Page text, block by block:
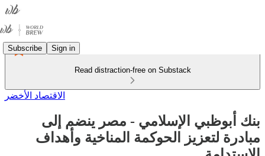
Subscribe Sign in
Read distraction-free on Substack
الاقتصاد الأخضر
بنك أبوظبي الإسلامي - مصر ينضم إلى
مبادرة لتعزيز الحوكمة المناخية وأهداف